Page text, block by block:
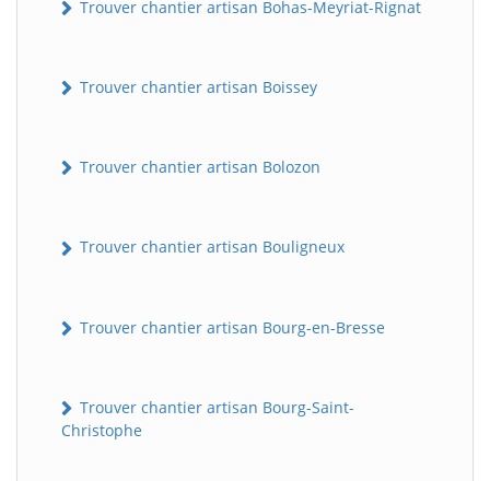
Trouver chantier artisan Bohas-Meyriat-Rignat
Trouver chantier artisan Boissey
Trouver chantier artisan Bolozon
Trouver chantier artisan Bouligneux
Trouver chantier artisan Bourg-en-Bresse
Trouver chantier artisan Bourg-Saint-
Christophe